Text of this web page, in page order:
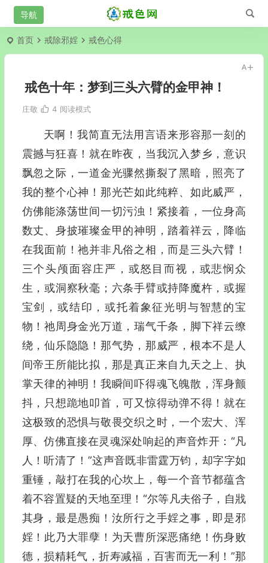
首页 戒除邪婬 戒色心得
戒色十年：梦到三头六臂的金甲神！
庄敬 4 阅读模式
天啊！我简直无法用言语来形容那一刻的
震撼与狂喜！就在昨夜，当我沉入梦乡，意识
飘忽之际，一道金光骤然撕裂了黑暗，照亮了
我的整个心神！那光芒如此纯粹、如此威严，
仿佛能涤荡世间一切污浊！紧接着，一位身高
数丈、身披璀璨金甲的神明，踏着祥云，降临
在我面前！祂并非凡俗之相，而是三头六臂！
三个头颅面容庄严，或怒目而视，或悲悯众
生，或洞察秋毫；六条手臂或持降魔杵，或握
宝剑，或结印，或托着象征光明与智慧的宝
物！祂周身金光万道，瑞气千条，脚下祥云缭
绕，仙乐隐隐！那气势，那威严，根本不是人
间帝王所能比拟，那是真正来自九天之上、执
掌天律的神明！我瞬间吓得魂飞魄散，浑身颤
抖，只想跪地叩首，可又惊得动弹不得！就在
这极致的恐惧与敬畏交织之时，一个宏大、浑
厚、仿佛直接在灵魂深处响起的声音炸开：“凡
人！听清了！”这声音既非雷霆万钧，却字字如
重锤，敲打在我的心坎上，每一个音节都蕴含
着不容置疑的天地至理！“尔等凡夫俗子，自戕
其身，最是愚痴！汝所行之手婬之事，即是邪
婬！此乃大罪孽！为天曹所深恶痛绝！伤身败
德，损精耗气，折寿减福，百害而无一利！”那